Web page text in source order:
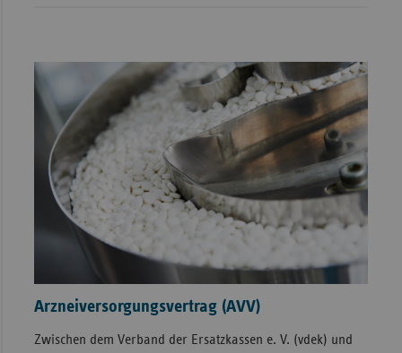
Arzneiversorgungsvertrag (AVV)
Zwischen dem Verband der Ersatzkassen e. V. (vdek) und